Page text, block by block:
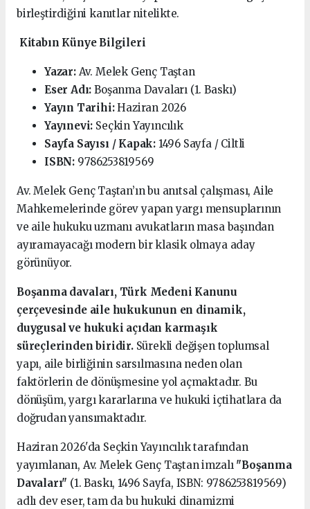
birleştirdiğini kanıtlar nitelikte.
Kitabın Künye Bilgileri
Yazar:Av. Melek Genç Taştan
Eser Adı: Boşanma Davaları (1. Baskı)
Yayın Tarihi:Haziran 2026
Yayınevi: Seçkin Yayıncılık
Sayfa Sayısı / Kapak:1496 Sayfa / Ciltli
ISBN: 9786253819569
Av. Melek Genç Taştan’ın bu anıtsal çalışması, Aile
Mahkemelerinde görev yapan yargı mensuplarının
ve aile hukuku uzmanı avukatların masa başından
ayıramayacağı modern bir klasik olmaya aday
görünüyor.
Boşanma davaları, Türk Medeni Kanunu
çerçevesinde aile hukukunun en dinamik,
duygusal ve hukuki açıdan karmaşık
süreçlerinden biridir.Sürekli değişen toplumsal
yapı, aile birliğinin sarsılmasına neden olan
faktörlerin de dönüşmesine yol açmaktadır. Bu
dönüşüm, yargı kararlarına ve hukuki içtihatlara da
doğrudan yansımaktadır.
Haziran 2026'da Seçkin Yayıncılık tarafından
yayımlanan, Av. Melek Genç Taştan imzalı "Boşanma
Davaları" (1. Baskı, 1496 Sayfa, ISBN: 9786253819569)
adlı dev eser, tam da bu hukuki dinamizmi